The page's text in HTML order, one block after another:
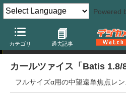
Powered
カテゴリ 過去記事
ニュース
カールツァイス「Batis 1.8/
フルサイズα用の中望遠単焦点レ